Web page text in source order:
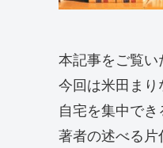
本記事をご覧い
今回は米田ま
自宅を集中でき
著者の述べる